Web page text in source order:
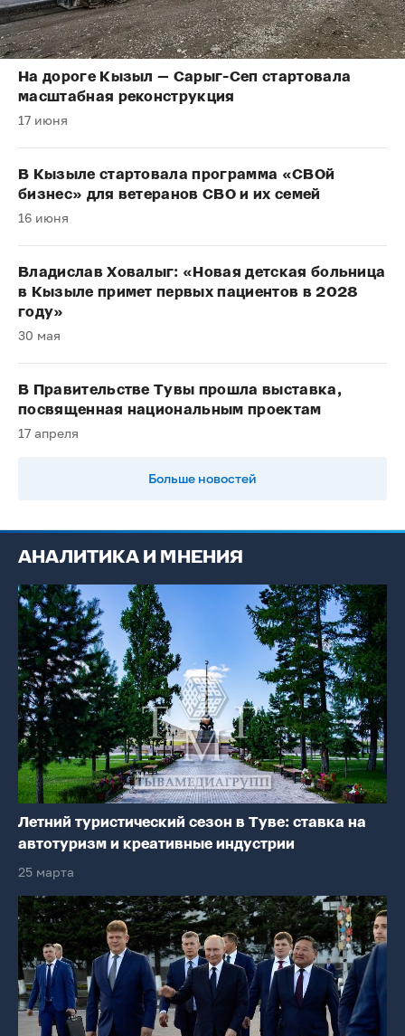
На дороге Кызыл — Сарыг-Сеп стартовала
масштабная реконструкция
17 июня
В Кызыле стартовала программа «СВОй
бизнес» для ветеранов СВО и их семей
16 июня
Владислав Ховалыг: «Новая детская больница
в Кызыле примет первых пациентов в 2028
году»
30 мая
В Правительстве Тувы прошла выставка,
посвященная национальным проектам
17 апреля
Больше новостей
АНАЛИТИКА И МНЕНИЯ
Летний туристический сезон в Туве: ставка на
автотуризм и креативные индустрии
25 марта